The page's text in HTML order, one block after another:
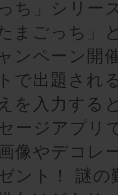
ち」シリー
まごっち」
ンペーン開
で出題され
を入力する
ージアプリ
像やデコレ
ント！ 謎